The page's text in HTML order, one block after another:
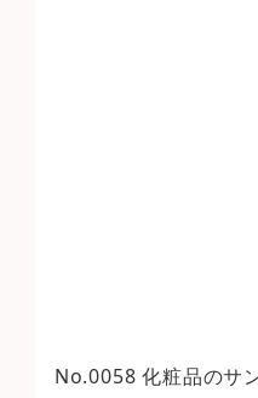
No.0058 化粧品のサ